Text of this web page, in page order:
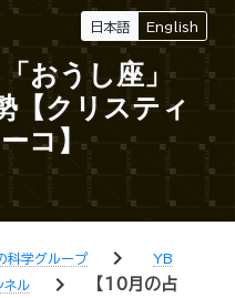
日本語 English
「おうし座」
【クリスティ
コ】
科学グループ chevron_right
YB
ネル
chevron_right
【10月の占